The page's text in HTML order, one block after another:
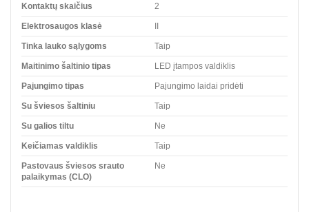
Kontaktų skaičius 2
Elektrosaugos klasė
Tinka lauko sąlygoms Taip
Maitinimo šaltinio tipas LED įtampos valdiklis
Pajungimo tipas Pajungimo laidai pridėti
Su šviesos šaltiniu Taip
Su galios tiltu Ne
Keičiamas valdiklis Taip
Pastovaus šviesos srauto
palaikymas (CLO)
Ne